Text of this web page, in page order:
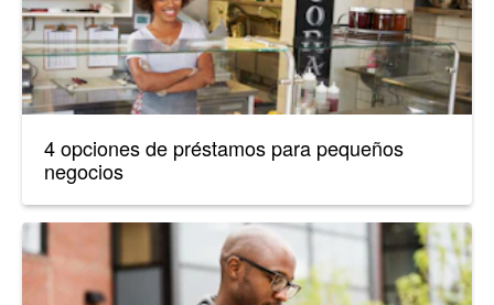
4 opciones de préstamos para pequeños
negocios